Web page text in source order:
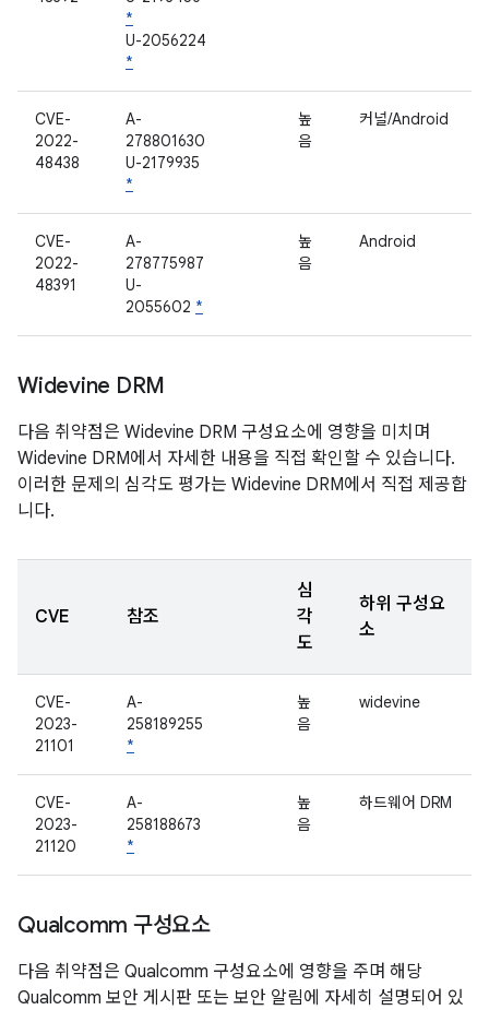
*
U-2056224
*
CVE-
2022-
48438
A-
278801630
U-2179935
*
높
음
커널/Android
CVE-
2022-
48391
A-
278775987
U-
2055602 *
높
음
Android
Widevine DRM
다음 취약점은 Widevine DRM 구성요소에 영향을 미치며
Widevine DRM에서 자세한 내용을 직접 확인할 수 있습니다.
이러한 문제의 심각도 평가는 Widevine DRM에서 직접 제공합
니다.
CVE 참조
심
각
도
하위 구성요
소
CVE-
2023-
21101
A-
258189255
*
높
음
widevine
CVE-
2023-
21120
A-
258188673
*
높
음
하드웨어 DRM
Qualcomm 구성요소
다음 취약점은 Qualcomm 구성요소에 영향을 주며 해당
Qualcomm 보안 게시판 또는 보안 알림에 자세히 설명되어 있